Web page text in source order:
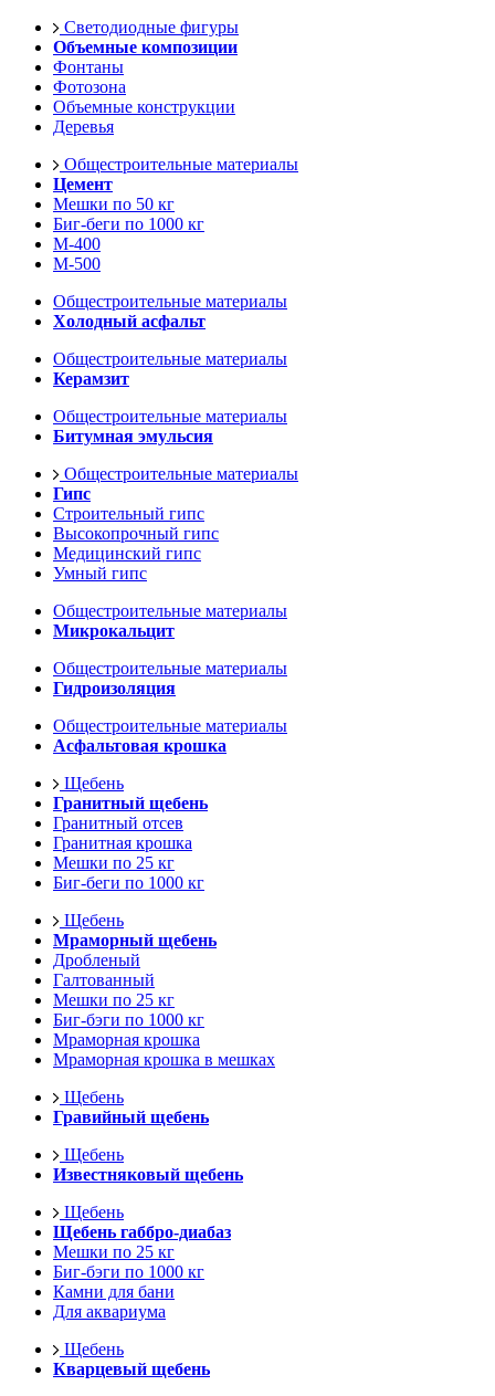
Светодиодные фигуры
Объемные композиции
Фонтаны
Фотозона
Объемные конструкции
Деревья
Общестроительные материалы
Цемент
Мешки по 50 кг
Биг-беги по 1000 кг
М-400
М-500
Общестроительные материалы
Холодный асфальт
Общестроительные материалы
Керамзит
Общестроительные материалы
Битумная эмульсия
Общестроительные материалы
Гипс
Строительный гипс
Высокопрочный гипс
Медицинский гипс
Умный гипс
Общестроительные материалы
Микрокальцит
Общестроительные материалы
Гидроизоляция
Общестроительные материалы
Асфальтовая крошка
Щебень
Гранитный щебень
Гранитный отсев
Гранитная крошка
Мешки по 25 кг
Биг-беги по 1000 кг
Щебень
Мраморный щебень
Дробленый
Галтованный
Мешки по 25 кг
Биг-бэги по 1000 кг
Мраморная крошка
Мраморная крошка в мешках
Щебень
Гравийный щебень
Щебень
Известняковый щебень
Щебень
Щебень габбро-диабаз
Мешки по 25 кг
Биг-бэги по 1000 кг
Камни для бани
Для аквариума
Щебень
Кварцевый щебень